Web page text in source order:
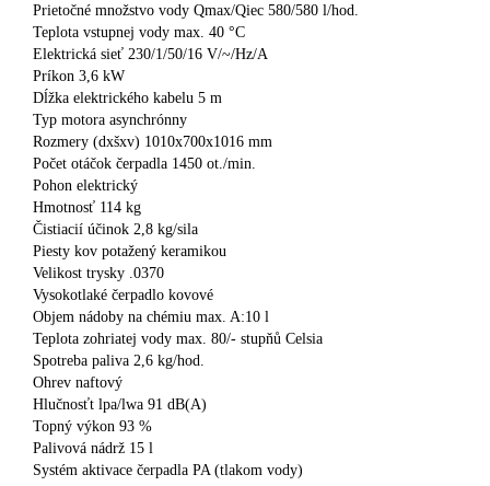
Prietočné množstvo vody Qmax/Qiec 580/580 l/hod.
Teplota vstupnej vody max. 40 °C
Elektrická sieť 230/1/50/16 V/~/Hz/A
Príkon 3,6 kW
Dĺžka elektrického kabelu 5 m
Typ motora asynchrónny
Rozmery (dxšxv) 1010x700x1016 mm
Počet otáčok čerpadla 1450 ot./min.
Pohon elektrický
Hmotnosť 114 kg
Čistiacií účinok 2,8 kg/sila
Piesty kov potažený keramikou
Velikost trysky .0370
Vysokotlaké čerpadlo kovové
Objem nádoby na chémiu max. A:10 l
Teplota zohriatej vody max. 80/- stupňů Celsia
Spotreba paliva 2,6 kg/hod.
Ohrev naftový
Hlučnosťt lpa/lwa 91 dB(A)
Topný výkon 93 %
Palivová nádrž 15 l
Systém aktivace čerpadla PA (tlakom vody)